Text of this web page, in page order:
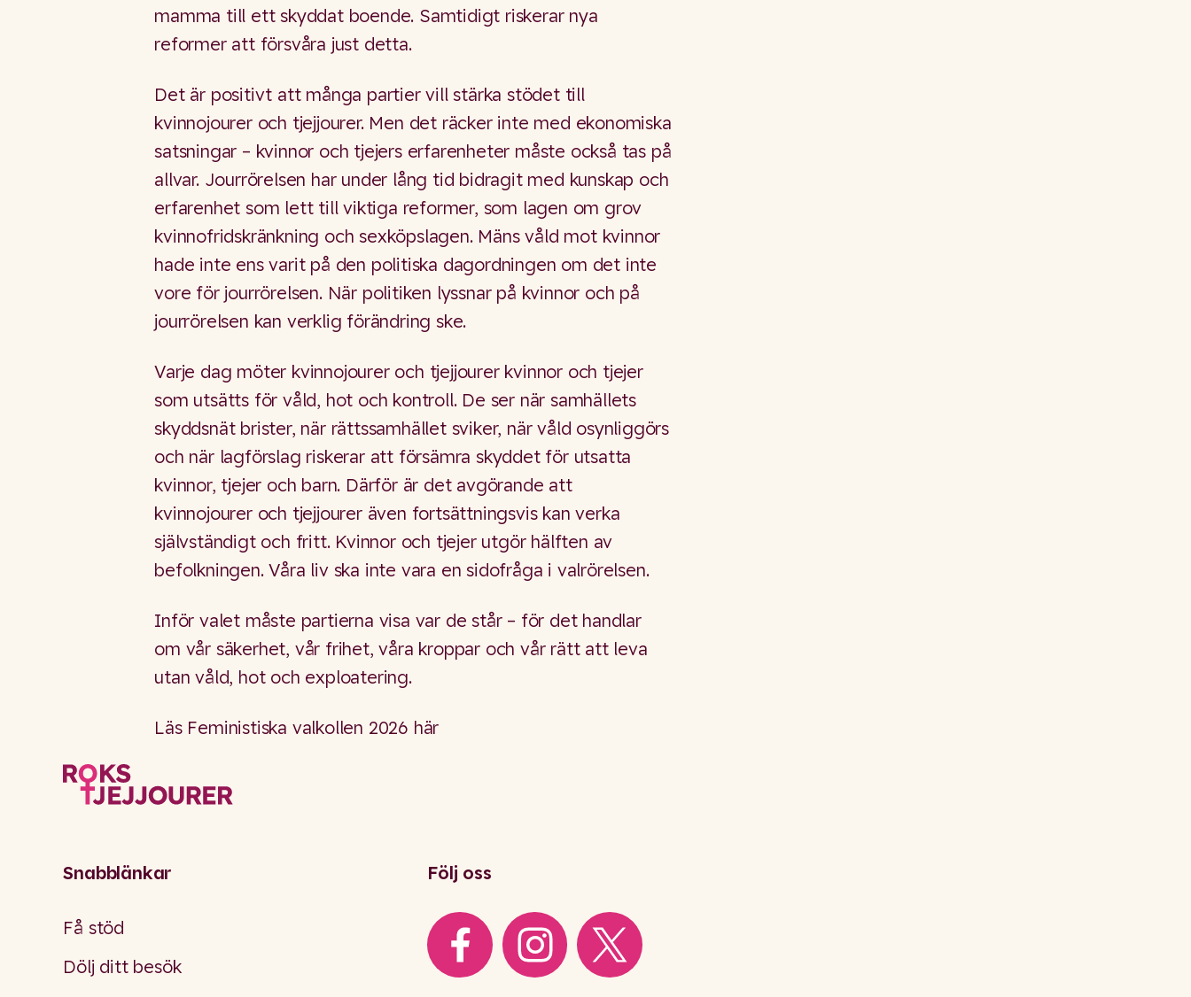
mamma till ett skyddat boende. Samtidigt riskerar nya
reformer att försvåra just detta.
Det är positivt att många partier vill stärka stödet till
kvinnojourer och tjejjourer. Men det räcker inte med ekonomiska
satsningar – kvinnor och tjejers erfarenheter måste också tas på
allvar. Jourrörelsen har under lång tid bidragit med kunskap och
erfarenhet som lett till viktiga reformer, som lagen om grov
kvinnofridskränkning och sexköpslagen. Mäns våld mot kvinnor
hade inte ens varit på den politiska dagordningen om det inte
vore för jourrörelsen. När politiken lyssnar på kvinnor och på
jourrörelsen kan verklig förändring ske.
Varje dag möter kvinnojourer och tjejjourer kvinnor och tjejer
som utsätts för våld, hot och kontroll. De ser när samhällets
skyddsnät brister, när rättssamhället sviker, när våld osynliggörs
och när lagförslag riskerar att försämra skyddet för utsatta
kvinnor, tjejer och barn. Därför är det avgörande att
kvinnojourer och tjejjourer även fortsättningsvis kan verka
självständigt och fritt. Kvinnor och tjejer utgör hälften av
befolkningen. Våra liv ska inte vara en sidofråga i valrörelsen.
Inför valet måste partierna visa var de står – för det handlar
om vår säkerhet, vår frihet, våra kroppar och vår rätt att leva
utan våld, hot och exploatering.
Läs Feministiska valkollen 2026 här
Snabblänkar
Få stöd
Dölj ditt besök
Följ oss